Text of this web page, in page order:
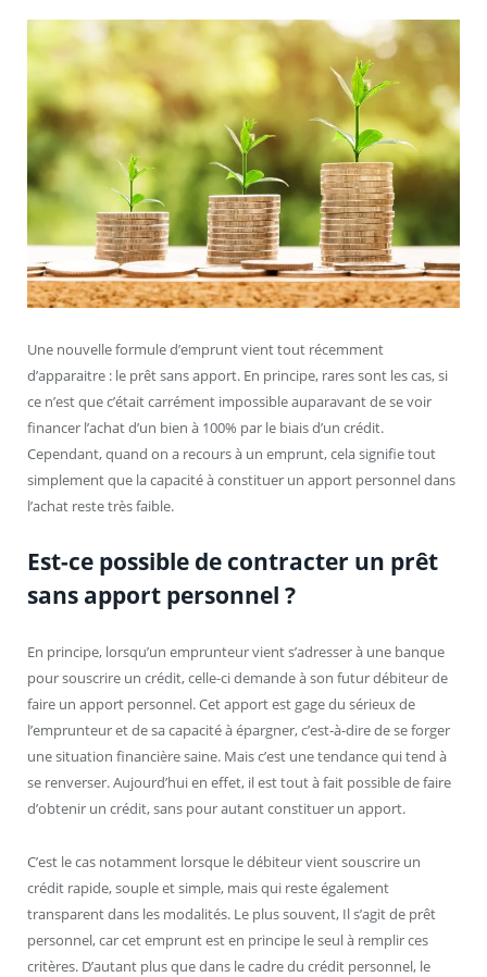
Une nouvelle formule d’emprunt vient tout récemment
d’apparaitre : le prêt sans apport. En principe, rares sont les cas, si
ce n’est que c’était carrément impossible auparavant de se voir
financer l’achat d’un bien à 100% par le biais d’un crédit.
Cependant, quand on a recours à un emprunt, cela signifie tout
simplement que la capacité à constituer un apport personnel dans
l’achat reste très faible.
Est-ce possible de contracter un prêt
sans apport personnel ?
En principe, lorsqu’un emprunteur vient s’adresser à une banque
pour souscrire un crédit, celle-ci demande à son futur débiteur de
faire un apport personnel. Cet apport est gage du sérieux de
l’emprunteur et de sa capacité à épargner, c’est-à-dire de se forger
une situation financière saine. Mais c’est une tendance qui tend à
se renverser. Aujourd’hui en effet, il est tout à fait possible de faire
d’obtenir un crédit, sans pour autant constituer un apport.
C’est le cas notamment lorsque le débiteur vient souscrire un
crédit rapide, souple et simple, mais qui reste également
transparent dans les modalités. Le plus souvent, Il s’agit de prêt
personnel, car cet emprunt est en principe le seul à remplir ces
critères. D’autant plus que dans le cadre du crédit personnel, le